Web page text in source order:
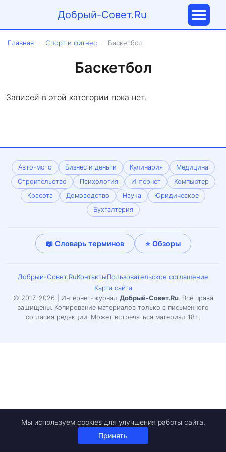
Добрый-Совет.Ru
Главная Спорт и фитнес Баскетбол
Баскетбол
Записей в этой категории пока нет.
Авто-мото Бизнес и деньги Кулинария
Медицина
Строительство
Психология Интернет
Компьютер
Красота
Домоводство Наука
Юридическое
Бухгалтерия
📖 Словарь терминов ⭐ Обзоры
Добрый-Совет.RuКонтактыПользовательское соглашение
Карта сайта
© 2017–2026 | Интернет-журнал Добрый-Совет.Ru. Все права
защищены. Копирование материалов только с письменного
согласия редакции. Может встречаться материал 18+.
Мы используем cookies для улучшения работы сайта.
Принять